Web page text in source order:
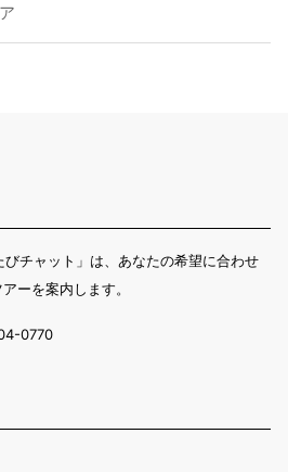
チャット」は、あなたの希望に合わせ
ーを案内します。
0770